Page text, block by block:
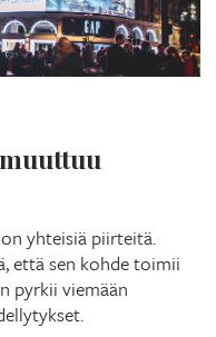
yhteisiä piirteitä.
että sen kohde toimii
pyrkii viemään